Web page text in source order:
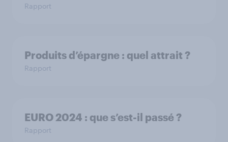
Rapport
Produits d’épargne : quel attrait ?
Rapport
EURO 2024 : que s’est-il passé ?
Rapport